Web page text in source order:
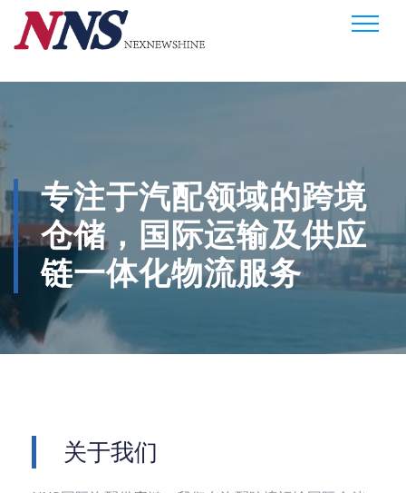
专注于汽配领域的跨境
仓储，国际运输及供应
链一体化物流服务
关于我们